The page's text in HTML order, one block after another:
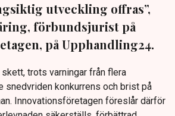
utveckling offras”,
förbundsjurist på
på Upphandling24.
trots varningar från flera
snedvriden konkurrens och brist på
Innovationsföretagen föreslår därför